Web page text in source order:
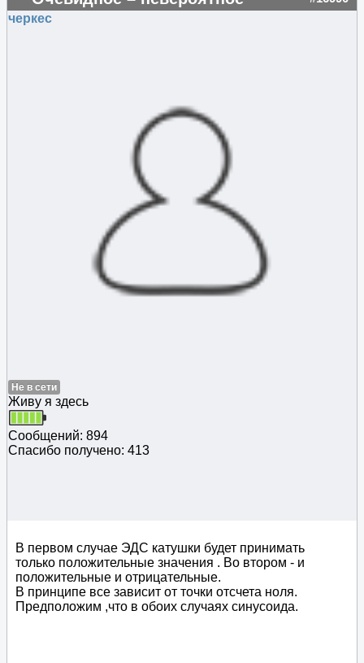
черкес
Не в сети
Живу я здесь
Сообщений: 894
Спасибо получено: 413
В первом случае ЭДС катушки будет принимать
только положительные значения . Во втором - и
положительные и отрицательные.
В принципе все зависит от точки отсчета ноля.
Предположим ,что в обоих случаях синусоида.